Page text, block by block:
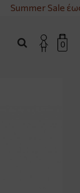
Summer Sale
0